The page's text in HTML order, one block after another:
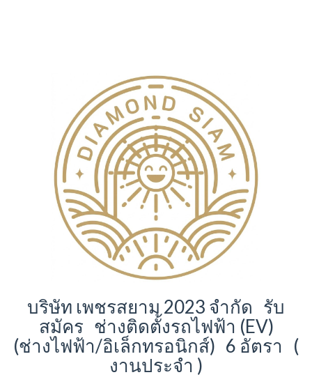
บริษัท เพชรสยาม 2023 จำกัด รับ
สมัคร ช่างติดตั้งรถไฟฟ้า (EV)
(ช่างไฟฟ้า/อิเล็กทรอนิกส์) 6 อัตรา (
งานประจำ )